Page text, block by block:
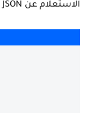
الاستعلام عن JSON قي Postgres